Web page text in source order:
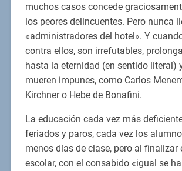
muchos casos concede
los peores delincuentes. Pero nunca
«administradores del hotel». Y
contra ellos, son irrefutables,
hasta la eternidad (en sentido literal)
mueren impunes, como Carlos
Kirchner o Hebe de Bonafini.
La educación cada vez más
feriados y paros, cada vez los
menos días de clase, pero al finalizar
escolar, con el consabido «igual se